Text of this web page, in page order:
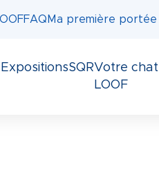
FAQ Ma première portée
ExpositionsSQRVotre chat
LOOF